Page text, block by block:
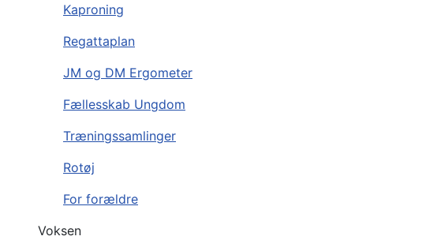
Kaproning
Regattaplan
JM og DM Ergometer
Fællesskab Ungdom
Træningssamlinger
Rotøj
For forældre
Voksen